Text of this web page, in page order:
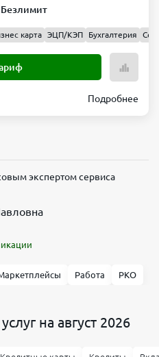
Безлимит
карта ЭЦП/КЭП Бухгалтерия
Безлимит
Подробнее
экспертом сервиса
Работа РКО
на август 2026